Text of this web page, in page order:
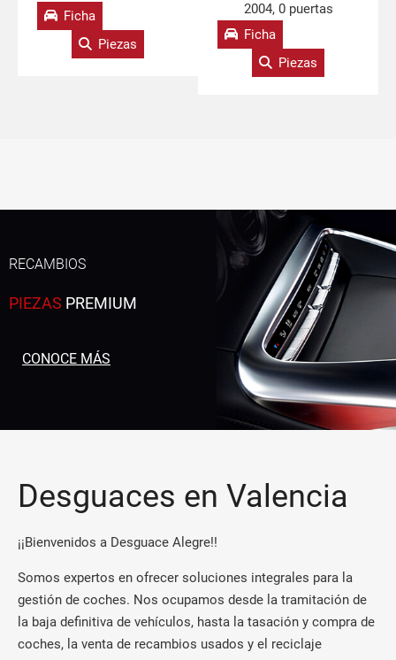
Ficha
Piezas
2004, 0 puertas
Ficha
Piezas
RECAMBIOS
PIEZAS PREMIUM
CONOCE MÁS
Desguaces en Valencia
¡¡Bienvenidos a Desguace Alegre!!
Somos expertos en ofrecer soluciones integrales para la
gestión de coches. Nos ocupamos desde la tramitación de
la baja definitiva de vehículos, hasta la tasación y compra de
coches, la venta de recambios usados y el reciclaje